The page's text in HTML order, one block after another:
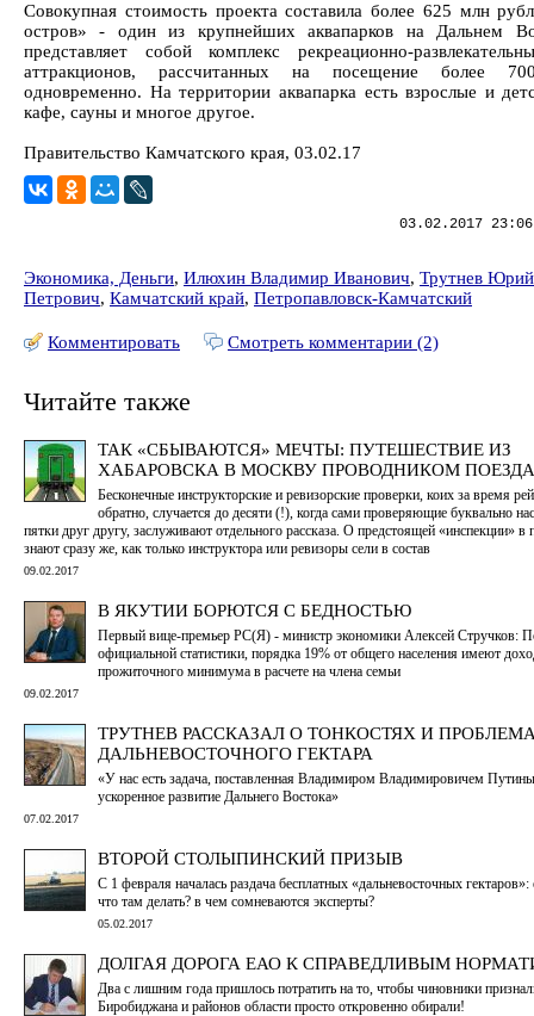
Совокупная стоимость проекта составила более 625 млн
остров» - один из крупнейших аквапарков на Дальнем
представляет собой комплекс рекреационно-
аттракционов, рассчитанных на посещение более
одновременно. На территории аквапарка есть взрослые и
кафе, сауны и многое другое.
Правительство Камчатского края, 03.02.17
03.02.2017
Экономика, Деньги, Илюхин Владимир Иванович, Трутнев Юрий
Петрович, Камчатский край, Петропавловск-Камчатский
Комментировать Смотреть комментарии (2)
Читайте также
ТАК «СБЫВАЮТСЯ» МЕЧТЫ: ПУТЕШЕСТВИЕ ИЗ
ХАБАРОВСКА В МОСКВУ ПРОВОДНИКОМ ПОЕЗДА
Бесконечные инструкторские и ревизорские проверки, коих за время
обратно, случается до десяти (!), когда сами проверяющие буквально
пятки друг другу, заслуживают отдельного рассказа. О предстоящей «инспекции» в
знают сразу же, как только инструктора или ревизоры сели в состав
09.02.2017
В ЯКУТИИ БОРЮТСЯ С БЕДНОСТЬЮ
Первый вице-премьер РС(Я) - министр экономики Алексей Стручков:
официальной статистики, порядка 19% от общего населения имеют
прожиточного минимума в расчете на члена семьи
09.02.2017
ТРУТНЕВ РАССКАЗАЛ О ТОНКОСТЯХ И
ДАЛЬНЕВОСТОЧНОГО ГЕКТАРА
«У нас есть задача, поставленная Владимиром Владимировичем
ускоренное развитие Дальнего Востока»
07.02.2017
ВТОРОЙ СТОЛЫПИНСКИЙ ПРИЗЫВ
С 1 февраля началась раздача бесплатных «дальневосточных гектаров»:
что там делать? в чем сомневаются эксперты?
05.02.2017
ДОЛГАЯ ДОРОГА ЕАО К СПРАВЕДЛИВЫМ
Два с лишним года пришлось потратить на то, чтобы чиновники
Биробиджана и районов области просто откровенно обирали!